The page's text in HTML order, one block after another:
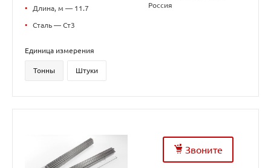
• Длина, м — 11.7
• Сталь — Ст3
Россия
Единица измерения
Тонны Штуки
Звоните